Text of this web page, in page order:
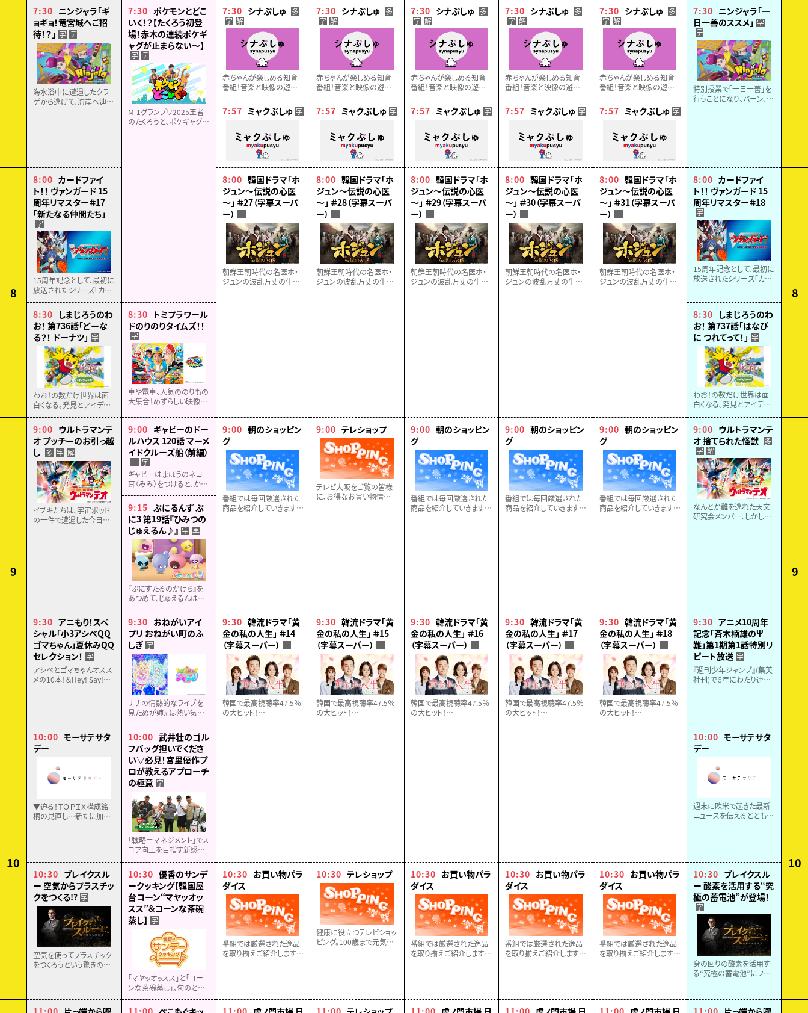
7:30 ニンジャラ「ギ
ョギョ！竜宮城へご招
待！？」 字 デ
海水浴中に遭遇したクラ
ゲから逃げて、海岸へ辿り
8
8:00 カードファイ
ト！！ ヴァンガード 15
周年リマスター＃17
「新たなる仲間たち」
字
15周年記念として、最初に
放送されたシリーズ「カー
がリマスター化！
15周年記念に制作された
PVをOPに迎え、ついに
2026年４月より再放送！
8:30 しまじろうのわ
お！ 第736話「どーな
る？！ ドーナツ」 字
わお！の数だけ世界は面
白くなる。発見とアイデア
よく考え、未来を切り拓く力
を育む親子で楽しめる教
育番組。
9
9:00 ウルトラマンテ
オ プッチーのお引っ越
し 多 字 解
イブキたちは、宇宙ポッド
の一件で遭遇した今日子
9:30 アニもり！スペ
シャル「小3アシベQQ
ゴマちゃん」夏休みQQ
セレクション！ 字
アシベとゴマちゃんオスス
メの10本！＆Hey! Say!
Video」を地上波初披露
10
10:00 モーサテサタ
デー
▼迫る！ＴＯＰＩＸ構成銘
柄の見直し…新たに加わ
ール街の最新情報
10:30 ブレイクスル
ー 空気からプラスチッ
クをつくる!? 字
空気を使ってプラスチック
をつくろうという驚きのプ
相場英雄が迫る。
7:30 ポケモンとどこ
いく！？【たくろう初登
場！赤木の連続ポケギ
ャグが止まらない～】
字 デ
M-1グランプリ2025王者
のたくろうと、ポケギャグ輪
8:30 トミプラワール
ドのりのりタイムズ！！
字
車や電車、人気ののりもの
大集合！めずらしい映像、
でのりタイのりものゼッタ
イ見つかる！のりもの情報
キッズバラエティ
9:00 ギャビーのドー
ルハウス 120話 マーメ
イドクルーズ船（前編）
二 字
ギャビーはまほうのネコ
耳（みみ）をつけると、から
だがちいさくなってふしぎ
なドールハウスにはいって
あそべちゃう！まほうのお
へやでたのしいぼうけんが
はじまるよ！
9:15 ぷにるんず ぷ
に3 第19話『ひみつの
じゅえるん♪』 字 再
『ぷにすたるのかけら』を
あつめて、じゅえるんは何
を作ろうとしているんだろ
う？と話しているあいるん
たち。そこにじゅえるんが
やってきて、みんなでカチ
コチランドへ。
9:30 おねがいアイ
プリ おねがい町のふ
しぎ 字
ナナの情熱的なライブを
見ためが姉ぇは熱い気持
に突入。その間、店長代理
を任されたナナの執事の
氷山。いのりたちもお店の
お手伝いをすることに。
10:00 武井壮のゴル
フバッグ担いでくださ
い▽必見！宮里優作プ
ロが教えるアプローチ
の極意 字
「戦略＝マネジメント」でス
コア向上を目指す新感覚
ゴルフ番組▽沖縄スペシ
ャル完結編は宮里優作プ
ロのスペシャルレッスン・
アプローチ編▽これを見
ればゴルフが変わる？
10:30 優香のサンデ
ークッキング【韓国屋
台コーン“マヤッオッ
スス”&コーンな茶碗
蒸し】 字
「マヤッオッスス」と「コー
ンな茶碗蒸し」。旬のとう
もろこしのおいしさを存分
に味わえる、アイデアメニ
メ、映画など…見逃せない
最新情報をお届け！！
7:30 シナぷしゅ
多
字 解
赤ちゃんが楽しめる知育
番組！音楽と映像の遊び、
ことば、食育、自然など▽
東大赤ちゃんラボ監修
7:57 ミャクぷしゅ 字
8:00 韓国ドラマ「ホ
ジュン～伝説の心医
～」 ＃27（字幕スーパ
ー） 二
朝鮮王朝時代の名医ホ・
ジュンの波乱万丈の生涯
9:00 朝のショッピン
グ
番組では毎回厳選された
商品を紹介していきます。
9:30 韓流ドラマ「黄
金の私の人生」 ＃14
（字幕スーパー） 二
韓国で最高視聴率47.5％
の大ヒット！
10:30 お買い物パラ
ダイス
番組では厳選された逸品
を取り揃えご紹介します。
メ、映画など…見逃せない
最新情報をお届け！！
7:30 シナぷしゅ 多
字 解
赤ちゃんが楽しめる知育
番組！音楽と映像の遊び、
ことば、食育、自然など▽
東大赤ちゃんラボ監修
7:57 ミャクぷしゅ 字
8:00 韓国ドラマ「ホ
ジュン～伝説の心医
～」 ＃28（字幕スーパ
ー） 二
朝鮮王朝時代の名医ホ・
ジュンの波乱万丈の生涯
9:00 テレショップ
テレビ大阪をご覧の皆様
に、お得なお買い物情報
9:30 韓流ドラマ「黄
金の私の人生」 ＃15
（字幕スーパー） 二
韓国で最高視聴率47.5％
の大ヒット！
10:30 テレショップ
健康に役立つテレビショッ
ピング。100歳まで元気に
メ、映画など…見逃せない
最新情報をお届け！！
7:30 シナぷしゅ 多
字 解
赤ちゃんが楽しめる知育
番組！音楽と映像の遊び、
ことば、食育、自然など▽
東大赤ちゃんラボ監修
7:57 ミャクぷしゅ 字
8:00 韓国ドラマ「ホ
ジュン～伝説の心医
～」 ＃29（字幕スーパ
ー） 二
朝鮮王朝時代の名医ホ・
ジュンの波乱万丈の生涯
9:00 朝のショッピン
グ
番組では毎回厳選された
商品を紹介していきます。
9:30 韓流ドラマ「黄
金の私の人生」 ＃16
（字幕スーパー） 二
韓国で最高視聴率47.5％
の大ヒット！
10:30 お買い物パラ
ダイス
番組では厳選された逸品
を取り揃えご紹介します。
メ、映画など…見逃せない
最新情報をお届け！！
7:30 シナぷしゅ
多
字 解
赤ちゃんが楽しめる知育
番組！音楽と映像の遊び、
ことば、食育、自然など▽
東大赤ちゃんラボ監修
7:57 ミャクぷしゅ 字
8:00 韓国ドラマ「ホ
ジュン～伝説の心医
～」 ＃30（字幕スーパ
ー） 二
朝鮮王朝時代の名医ホ・
ジュンの波乱万丈の生涯
9:00 朝のショッピン
グ
番組では毎回厳選された
商品を紹介していきます。
9:30 韓流ドラマ「黄
金の私の人生」 ＃17
（字幕スーパー） 二
韓国で最高視聴率47.5％
の大ヒット！
10:30 お買い物パラ
ダイス
番組では厳選された逸品
を取り揃えご紹介します。
メ、映画など…見逃せない
最新情報をお届け！！
7:30 シナぷしゅ
多
字 解
赤ちゃんが楽しめる知育
番組！音楽と映像の遊び、
ことば、食育、自然など▽
東大赤ちゃんラボ監修
7:57 ミャクぷしゅ 字
8:00 韓国ドラマ「ホ
ジュン～伝説の心医
～」 ＃31（字幕スーパ
ー） 二
朝鮮王朝時代の名医ホ・
ジュンの波乱万丈の生涯
9:00 朝のショッピン
グ
番組では毎回厳選された
商品を紹介していきます。
9:30 韓流ドラマ「黄
金の私の人生」 ＃18
（字幕スーパー） 二
韓国で最高視聴率47.5％
の大ヒット！
10:30 お買い物パラ
ダイス
番組では厳選された逸品
を取り揃えご紹介します。
7:30 ニンジャラ「一
日一善のススメ」 字
デ
特別授業で「一日一善」を
行うことになり、バーン、カ
8
8:00 カードファイ
ト！！ ヴァンガード 15
周年リマスター＃18
字
15周年記念として、最初に
放送されたシリーズ「カー
PVをOPに迎え、ついに
2026年４月より再放送！
8:30 しまじろうのわ
お！ 第737話「はなび
に つれてって！」 字
わお！の数だけ世界は面
白くなる。発見とアイデア
よく考え、未来を切り拓く
力を育む親子で楽しめる
教育番組。
9
9:00 ウルトラマンテ
オ 捨てられた怪獣 多
字 解
なんとか難を逃れた天文
研究会メンバー、しかしエ
9:30 アニメ10周年
記念「斉木楠雄のΨ
難」第1期第1話特別リ
ピート放送 字
『週刊少年ジャンプ』(集英
社刊)で６年にわたり連載、
話を特別放送！
10
10:00 モーサテサタ
デー
週末に欧米で起きた最新
ニュースを伝えるととも
一歩先へ」
10:30 ブレイクスル
ー 酸素を活用する“究
極の蓄電池”が登場！
字
身の回りの酸素を活用す
る“究極の蓄電池”にフォ
相場英雄が迫る。